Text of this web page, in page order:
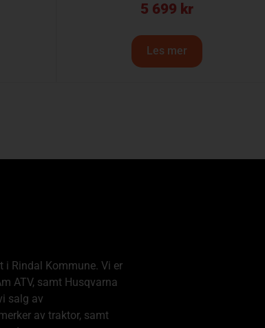
5 699 kr
Les mer
i Rindal Kommune. Vi er
ATV, samt Husqvarna
salg av
av traktor, samt